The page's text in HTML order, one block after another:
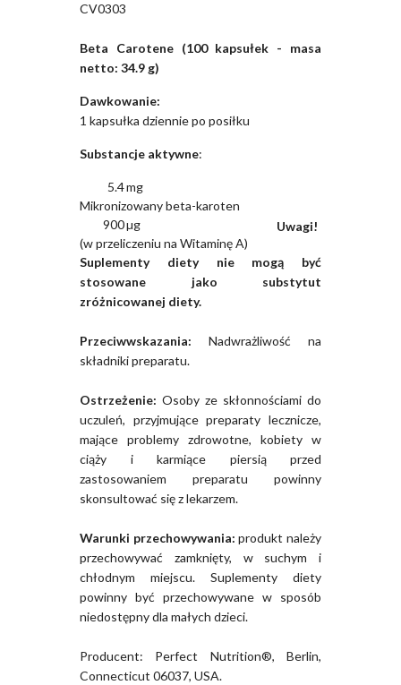
CV0303
Beta Carotene (100 kapsułek - masa
netto: 34.9 g)
Dawkowanie:
1 kapsułka dziennie po posiłku
Substancje aktywne:
5.4mg
Mikronizowany beta-karoten
900µg
(w przeliczeniu na Witaminę A)
Uwagi!
Suplementy diety nie mogą być
stosowane jako substytut
zróżnicowanej diety.
Przeciwwskazania: Nadwrażliwość na
składniki preparatu.
Ostrzeżenie: Osoby ze skłonnościami do
uczuleń, przyjmujące preparaty lecznicze,
mające problemy zdrowotne, kobiety w
ciąży i karmiące piersią przed
zastosowaniem preparatu powinny
skonsultować się z lekarzem.
Warunki przechowywania: produkt należy
przechowywać zamknięty, w suchym i
chłodnym miejscu. Suplementy diety
powinny być przechowywane w sposób
niedostępny dla małych dzieci.
Producent: Perfect Nutrition®, Berlin,
Connecticut 06037, USA.